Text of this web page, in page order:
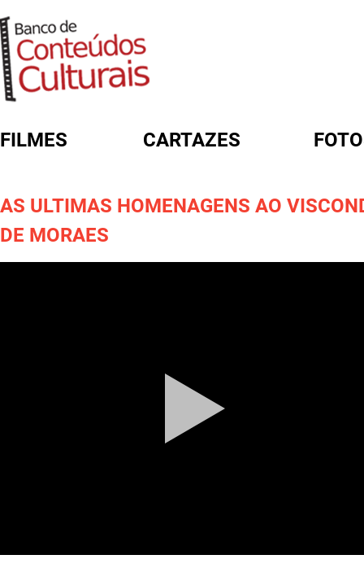
FILMES CARTAZES
AS ULTIMAS HOMENAGENS AO
DE MORAES